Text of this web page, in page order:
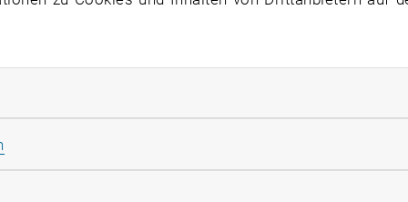
ÖROK erhob das Umweltbundesamt die
neuen, bundesweit einheitlichen Methodik.
einfach zugänglich und leicht verständlich zu